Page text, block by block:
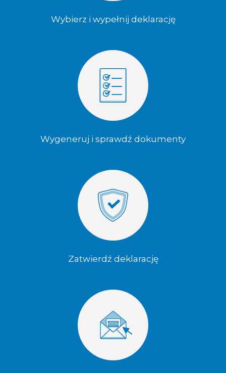
Wybierz i wypełnij deklarację
Wygeneruj i sprawdź dokumenty
Zatwierdź deklarację